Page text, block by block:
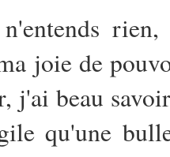
joie de
j'ai beau
qu'une